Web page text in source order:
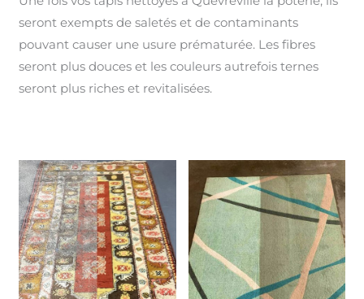
seront exempts de saletés et de contaminants
pouvant causer une usure prématurée. Les fibres
seront plus douces et les couleurs autrefois ternes
seront plus riches et revitalisées.